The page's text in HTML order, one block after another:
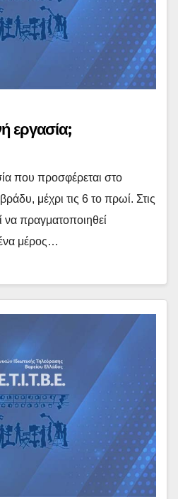
εργασία;
που προσφέρεται στο
μέχρι τις 6 το πρωί. Στις
να πραγματοποιηθεί
μέρος…